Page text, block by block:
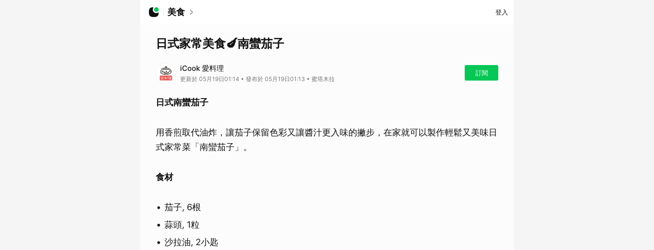
美食 登入
日式家常美食🍆南蠻茄子
iCook 愛料理
更新於 05月19日01:14 • 發布於 05月19日01:13 • 蜜塔木拉
訂閱
日式南蠻茄子
用香煎取代油炸，讓茄子保留色彩又讓醬汁更入味的撇步，在家就可以製作輕鬆又美味日
式家常菜「南蠻茄子」。
食材
茄子, 6根
蒜頭, 1粒
沙拉油, 2小匙